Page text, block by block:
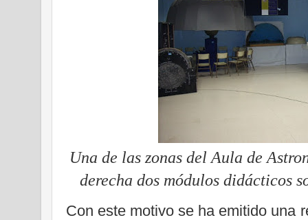
Una de las zonas del Aula de
derecha dos módulos didácticos
Con este motivo se ha emitido una